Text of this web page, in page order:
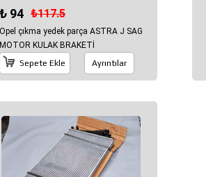
₺ 94 ₺117.5
Opel çıkma yedek parça ASTRA J SAG
MOTOR KULAK BRAKETİ
Sepete Ekle
Ayrıntılar